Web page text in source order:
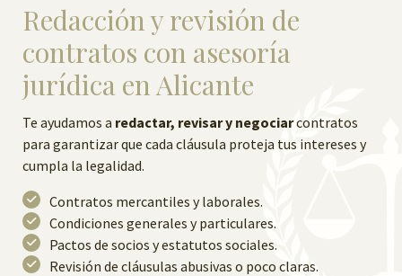
Redacción y revisión de
contratos con asesoría
jurídica en Alicante
Te ayudamos a redactar, revisar y negociarcontratos
para garantizar que cada cláusula proteja tus intereses y
cumpla la legalidad.
Contratos mercantiles y laborales.
Condiciones generales y particulares.
Pactos de socios y estatutos sociales.
Revisión de cláusulas abusivas o poco claras.